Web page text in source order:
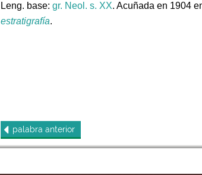
Leng. base: gr. Neol. s. XX. Acuñada en 1904
estratigrafía.
palabra anterior